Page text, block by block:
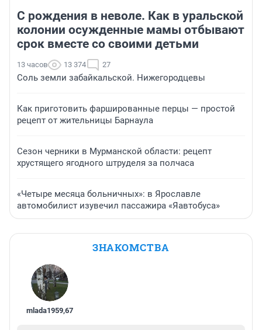
С рождения в неволе. Как в уральской
колонии осужденные мамы отбывают
срок вместе со своими детьми
13 часов 13 374 27
Соль земли забайкальской. Нижегородцевы
Как приготовить фаршированные перцы — простой
рецепт от жительницы Барнаула
Сезон черники в Мурманской области: рецепт
хрустящего ягодного штруделя за полчаса
«Четыре месяца больничных»: в Ярославле
автомобилист изувечил пассажира «Яавтобуса»
ЗНАКОМСТВА
mlada1959,67